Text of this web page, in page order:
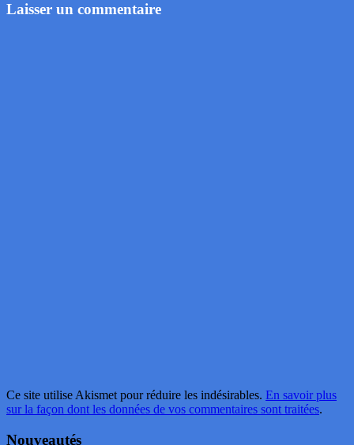
Laisser un commentaire
Ce site utilise Akismet pour réduire les indésirables. En savoir plus
sur la façon dont les données de vos commentaires sont traitées.
Nouveautés